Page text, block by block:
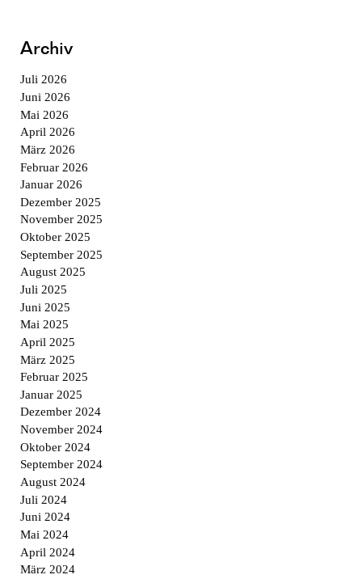
Archiv
Juli 2026
Juni 2026
Mai 2026
April 2026
März 2026
Februar 2026
Januar 2026
Dezember 2025
November 2025
Oktober 2025
September 2025
August 2025
Juli 2025
Juni 2025
Mai 2025
April 2025
März 2025
Februar 2025
Januar 2025
Dezember 2024
November 2024
Oktober 2024
September 2024
August 2024
Juli 2024
Juni 2024
Mai 2024
April 2024
März 2024